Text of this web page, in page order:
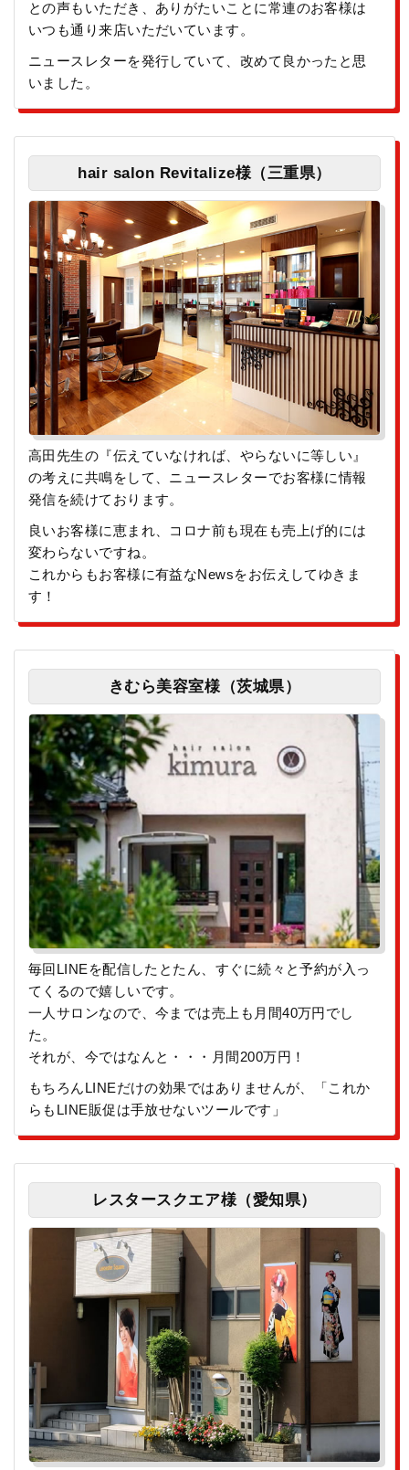
との声もいただき、ありがたいことに常連のお客様は
いつも通り来店いただいています。
ニュースレターを発行していて、改めて良かったと思
いました。
hair salon Revitalize様（三重県）
高田先生の『伝えていなければ、やらないに等しい』
の考えに共鳴をして、ニュースレターでお客様に情報
発信を続けております。
良いお客様に恵まれ、コロナ前も現在も売上げ的には
変わらないですね。
これからもお客様に有益なNewsをお伝えしてゆきま
す！
きむら美容室様（茨城県）
毎回LINEを配信したとたん、すぐに続々と予約が入っ
てくるので嬉しいです。
一人サロンなので、今までは売上も月間40万円でし
た。
それが、今ではなんと・・・月間200万円！
もちろんLINEだけの効果ではありませんが、「これか
らもLINE販促は手放せないツールです」
レスタースクエア様（愛知県）